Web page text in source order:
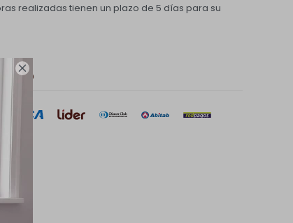

realizadas tienen un plazo de 5 días para su